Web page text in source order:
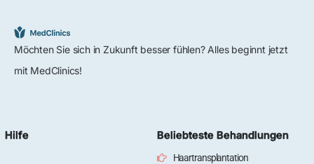
Möchten Sie sich in Zukunft besser fühlen? Alles beginnt jetzt
mit MedClinics!
Hilfe Beliebteste Behandlungen
Haartransplantation